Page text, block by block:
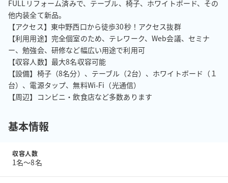
FULLリフォーム済みで、テーブル、椅子、ホワイトボード、その
他内装全て新品。
【アクセス】東中野西口から徒歩30秒！アクセス抜群
【利用用途】完全個室のため、テレワーク、Web会議、セミナ
ー、勉強会、研修など幅広い用途で利用可
【収容人数】最大8名収容可能
【設備】椅子（8名分）、テーブル（2台）、ホワイトボード（１
台）、電源タップ、無料Wi-Fi（光通信）
【周辺】コンビニ・飲食店など多数あります
基本情報
収容人数
1名〜8名